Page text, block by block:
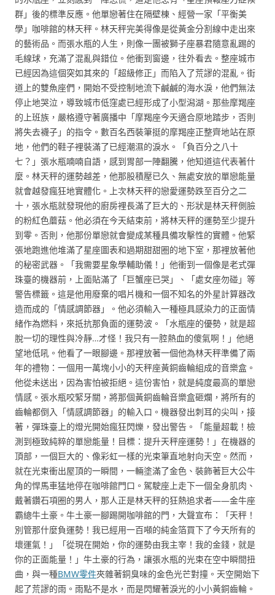
群」後的標準反應。他單戀著住在隔壁棟、經營一家「平衡美
學」咖啡館的林天秤。林天秤完美得像是從黃金分割線中走出來
的藝術品。而張水瓶的人生，則像一團被獅子座暴君隨意亂踢的
毛線球，充滿了混亂與錯位。他衝到窗邊，往外看去。整座城市
已經因為這個突如其來的「超級修正」而陷入了荒謬的混亂。街
道上的雙魚座們，開始不受控制地流下鹹鹹的海水淚，他們無法
停止地哭泣，導致城市低窪處已經形成了小型潟湖。那些摩羯座
的上班族，嚴格遵守著廣播中「摩羯座今天適合原地踏步，否則
將失去襪子」的指令。數百名西裝筆挺的摩羯座正整齊地站在原
地，他們的鞋子裡裝滿了已經潮濕的淚水。「負百分之八十
七？」張水瓶喃喃自語，感到胃部一陣翻騰，他知道這代表著什
麼。林天秤的運勢越差，他那股積壓已久、無處安放的單戀能量
就會越發瘋狂地實體化。上次林天秤的戀愛運勢跌至百分之二
十，張水瓶就發現他的廚房裡長滿了巨大的、形狀是林天秤側臉
的粉紅色蘑菇。他必須在今天結束前，將林天秤的運勢至少提升
到零。否則，他那份單戀就會變成某種具備攻擊性的實體。他緊
張地跑進他堆滿了星座圖表和過期甜甜圈的地下室，那裡放著他
的秘密武器。「我需要星象學輔助儀！」他衝到一個像是老式彈
珠臺的機器前，上面貼滿了「巨蟹座已哭」、「處女座勿碰」等
警告標籤。這是他用廢棄的唱片機和一個不知名的外星計算器改
造而成的「情感調節器」。他必須輸入一種極具感染力的正面情
緒作為燃料，來抵抗那負面的運勢波。「水瓶座的優勢，就是超
脫一切的理性與冷靜…才怪！我只有一腔熱血的傻氣啊！」他絕
望地低吼。他看了一眼腳邊。那裡放著一個他為林天秤準備了兩
年的禮物：一個用一萬塊小小的天秤座黃銅齒輪組成的音樂盒。
他從未送出，因為害怕被拒絕。這份害怕，就是純度最高的單戀
情感。張水瓶咬緊牙關，將那個黃銅齒輪音樂盒砸爛，將所有的
齒輪都倒入「情感調節器」的輸入口。機器發出刺耳的尖叫，接
著，彈珠臺上的燈光開始瘋狂閃爍，發出警告。「能量超載！檢
測到極致純粹的單戀能量！目標：提升天秤座運勢！」在機器的
頂部，一個巨大的、像彩虹一樣的光束筆直地射向天空。然而，
就在光束衝出屋頂的一瞬間，一輛塗滿了金色、裝飾著巨大公牛
角的悍馬車猛地停在咖啡館門口。駕駛座上走下一個全身肌肉、
戴著鑽石項圈的男人，那人正是林天秤的狂熱追求者——金牛座
霸總牛土豪。牛土豪一腳踢開咖啡館的門，大聲宣布：「天秤！
別管那什麼負運勢！我已經用一百噸的純金箔買下了今天所有的
壞運氣！」「從現在開始，你的運勢由我主宰！我的金錢，就是
你的正面能量！」牛土豪的行為，讓張水瓶的光束在空中瞬間扭
曲，與一種BMW零件夾雜著銅臭味的金色光芒對撞。天空開始下
起了荒謬的雨。雨點不是水，而是閃耀著淚光的小小黃銅齒輪。